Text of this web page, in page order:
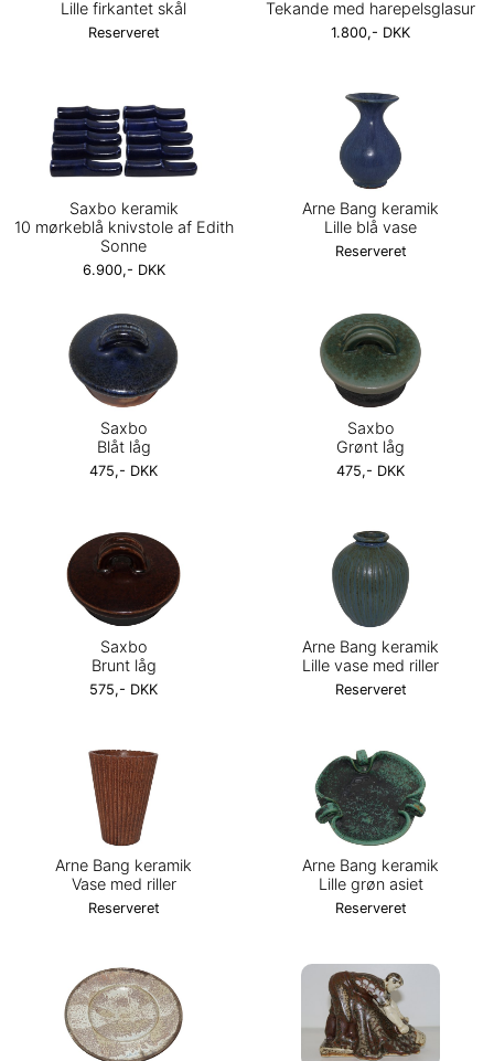
Lille firkantet skål
Reserveret
Tekande med harepelsglasur
1.800,- DKK
Saxbo keramik
10 mørkeblå knivstole af Edith
Sonne
6.900,- DKK
Arne Bang keramik
Lille blå vase
Reserveret
Saxbo
Blåt låg
475,- DKK
Saxbo
Grønt låg
475,- DKK
Saxbo
Brunt låg
575,- DKK
Arne Bang keramik
Lille vase med riller
Reserveret
Arne Bang keramik
Vase med riller
Reserveret
Arne Bang keramik
Lille grøn asiet
Reserveret